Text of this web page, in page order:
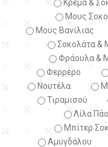
Κρέμα &
Μους
Μους Βανίλιας
Σοκολάτα &
Φράουλα &
Φερρέρο
Νουτέλα
Τιραμισού
Λίλα
Μπίτερ
Αμυγδάλου